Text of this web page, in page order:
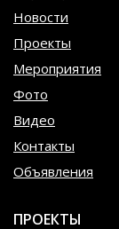
Новости
Проекты
Мероприятия
Фото
Видео
Контакты
Объявления
ПРОЕКТЫ